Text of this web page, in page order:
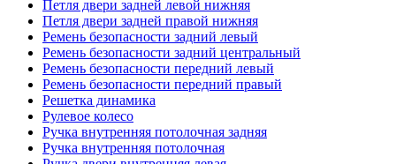
Петля двери задней левой нижняя
Петля двери задней правой нижняя
Ремень безопасности задний левый
Ремень безопасности задний центральный
Ремень безопасности передний левый
Ремень безопасности передний правый
Решетка динамика
Рулевое колесо
Ручка внутренняя потолочная задняя
Ручка внутренняя потолочная